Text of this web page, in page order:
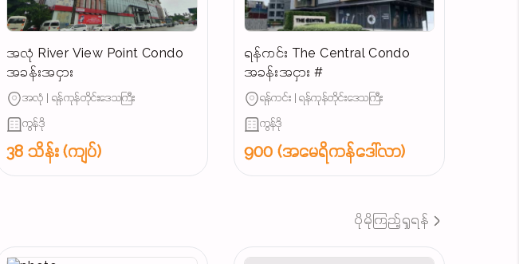
အလုံ River View Point Condo
အခန်းအငှား
အလုံ | ရန်ကုန်တိုင်းဒေသကြီး
ကွန်ဒို
38 သိန်း (ကျပ်)
ရန်ကင်း The Central Condo
အခန်းအငှား #
ရန်ကင်း | ရန်ကုန်တိုင်းဒေသကြီး
ကွန်ဒို
900 (အမေရိကန်ဒေါ်လာ)
ပိုမိုကြည့်ရှုရန်